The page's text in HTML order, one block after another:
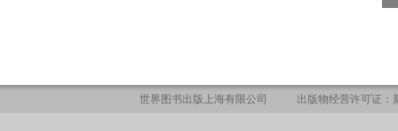
世界图书出版上海有限公司 出版物经营许可证：